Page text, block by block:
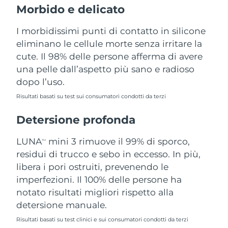
Morbido e delicato
I morbidissimi punti di contatto in silicone
eliminano le cellule morte senza irritare la
cute. Il 98% delle persone afferma di avere
una pelle dall’aspetto più sano e radioso
dopo l’uso.
Risultati basati su test sui consumatori condotti da terzi
Detersione profonda
LUNATM
mini 3 rimuove il 99% di sporco,
residui di trucco e sebo in eccesso. In più,
libera i pori ostruiti, prevenendo le
imperfezioni. Il 100% delle persone ha
notato risultati migliori rispetto alla
detersione manuale.
Risultati basati su test clinici e sui consumatori condotti da terzi
Filippine
Polonia Consegna stimata8/12/26
Portogallo Consegna stimata8/11/26
Portorico
Romania Consegna stimata8/11/26
Russia Consegna stimata
Arabia Saudita